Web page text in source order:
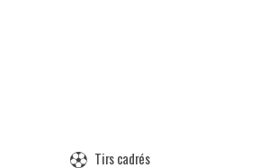
Tirs cadrés